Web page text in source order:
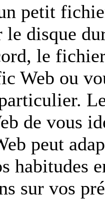
petit
le disque
le
Web ou
de vous
peut
habitudes
sur vos